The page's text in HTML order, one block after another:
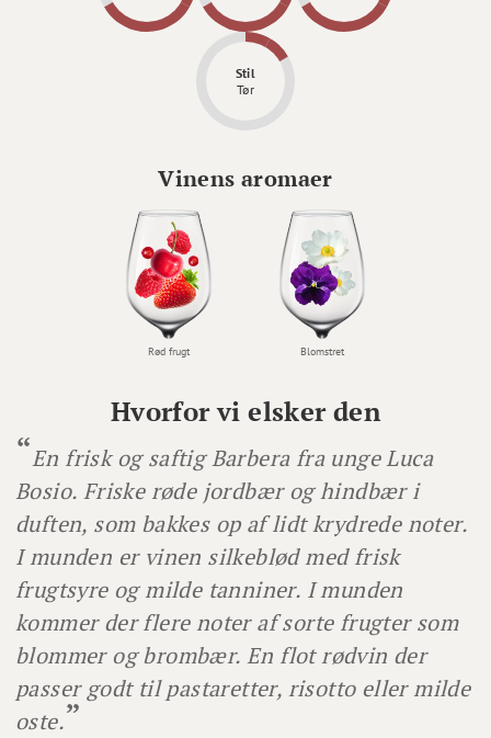
Hvorfor vi elsker den
En frisk og saftig Barbera fra unge Luca
Bosio. Friske røde jordbær og hindbær i
duften, som bakkes op af lidt krydrede noter.
I munden er vinen silkeblød med frisk
frugtsyre og milde tanniner. I munden
kommer der flere noter af sorte frugter som
blommer og brombær. En flot rødvin der
passer godt til pastaretter, risotto eller milde
oste.
Stil
Tør
Vinens aromaer
Rød frugt Blomstret